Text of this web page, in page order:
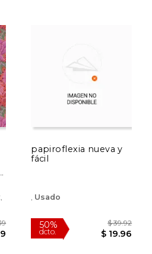
papiroflexia nueva y
fácil
Usado